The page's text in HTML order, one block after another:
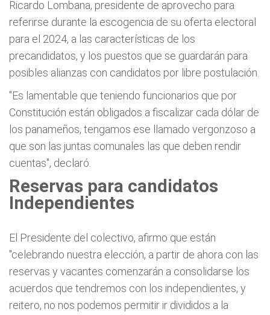
Ricardo Lombana, presidente de aprovecho para
referirse durante la escogencia de su oferta electoral
para el 2024, a las características de los
precandidatos, y los puestos que se guardarán para
posibles alianzas con candidatos por libre postulación.
"Es lamentable que teniendo funcionarios que por
Constitución están obligados a fiscalizar cada dólar de
los panameños, tengamos ese llamado vergonzoso a
que son las juntas comunales las que deben rendir
cuentas", declaró.
Reservas para candidatos
Independientes
El Presidente del colectivo, afirmo que están
"celebrando nuestra elección, a partir de ahora con las
reservas y vacantes comenzarán a consolidarse los
acuerdos que tendremos con los independientes, y
reitero, no nos podemos permitir ir divididos a la